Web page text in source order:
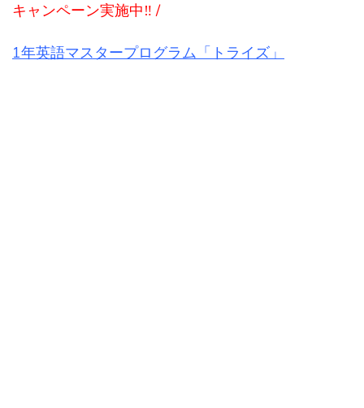
キャンペーン実施中‼ /
1年英語マスタープログラム「トライズ」